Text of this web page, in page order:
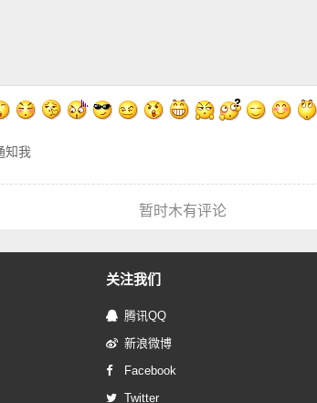
知我
暂时木有评论
关注我们
腾讯QQ
新浪微博
Facebook
Twitter